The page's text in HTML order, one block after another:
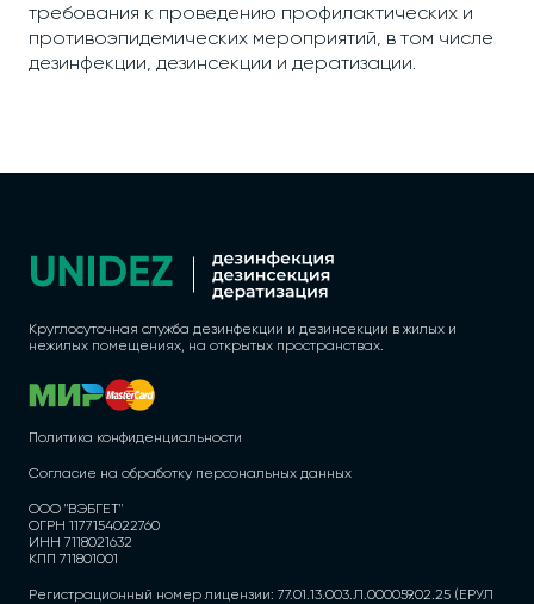
требования к проведению профилактических и
противоэпидемических мероприятий, в том числе
дезинфекции, дезинсекции и дератизации.
Круглосуточная служба дезинфекции и дезинсекции в жилых и
нежилых помещениях, на открытых пространствах.
Политика конфиденциальности
Согласие на обработку персональных данных
ООО "ВЭБГЕТ"
ОГРН 1177154022760
ИНН 7118021632
КПП 711801001
Регистрационный номер лицензии: 77.01.13.003.Л.000059.02.25 (ЕРУЛ